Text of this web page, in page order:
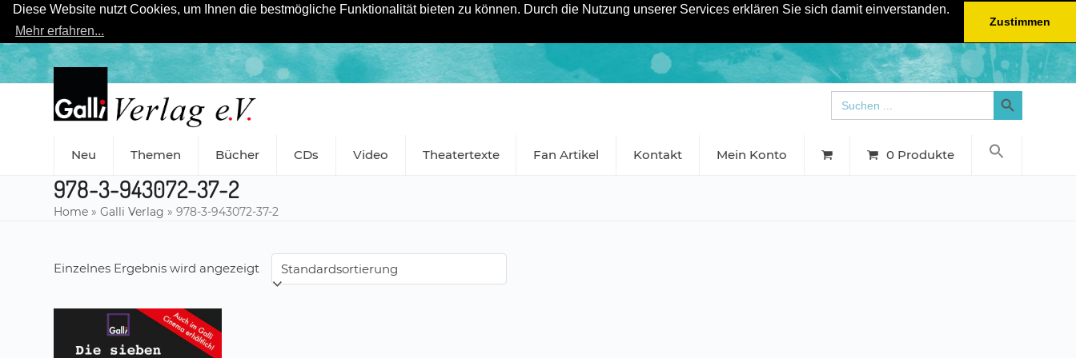
Diese Website nutzt Cookies, um Ihnen die bestmögliche Funktionalität bieten zu können. Durch die Nutzung unserer Services erklären Sie sich damit einverstanden.
Mehr erfahren...
Zustimmen
Skip
content
Search
for:
Search Button
Neu Themen Bücher CDs Video Theatertexte Fan Artikel Kontakt Mein Konto 0 Produkte
978-3-943072-37-2
Home »Galli Verlag »978-3-943072-37-2
Einzelnes Ergebnis wird angezeigt